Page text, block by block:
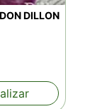
DILLON